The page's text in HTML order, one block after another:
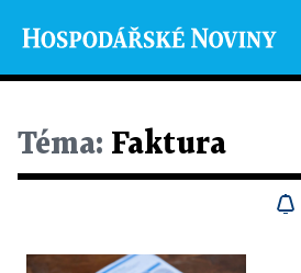
Téma: Faktura